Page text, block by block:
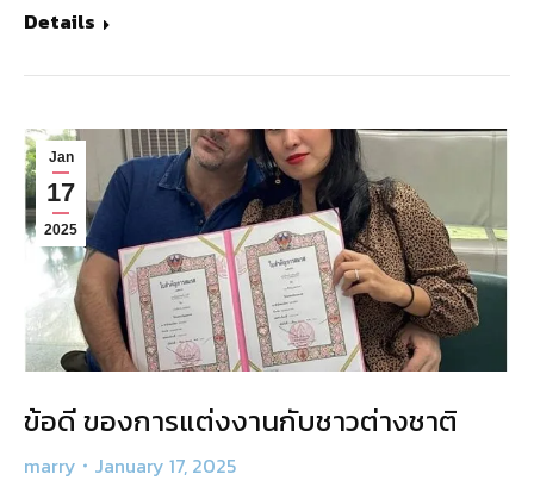
Details
Jan
17
2025
ข้อดี ของการแต่งงานกับชาวต่างชาติ
marry January 17, 2025